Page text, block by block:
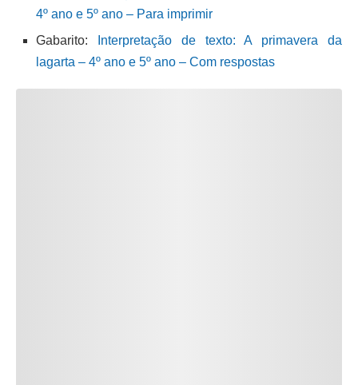
4º ano e 5º ano – Para imprimir
Gabarito: Interpretação de texto: A primavera da
lagarta – 4º ano e 5º ano – Com respostas